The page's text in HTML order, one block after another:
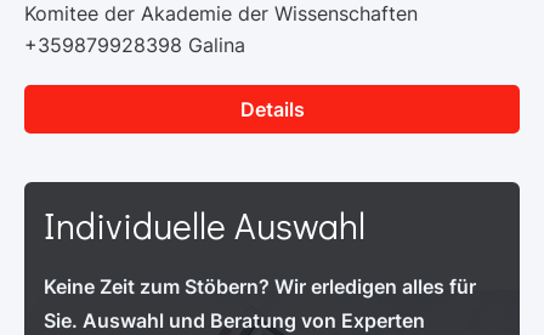
Komitee der Akademie der Wissenschaften
+359879928398 Galina
Details
Individuelle Auswahl
Keine Zeit zum Stöbern? Wir erledigen alles für
Sie. Auswahl und Beratung von Experten